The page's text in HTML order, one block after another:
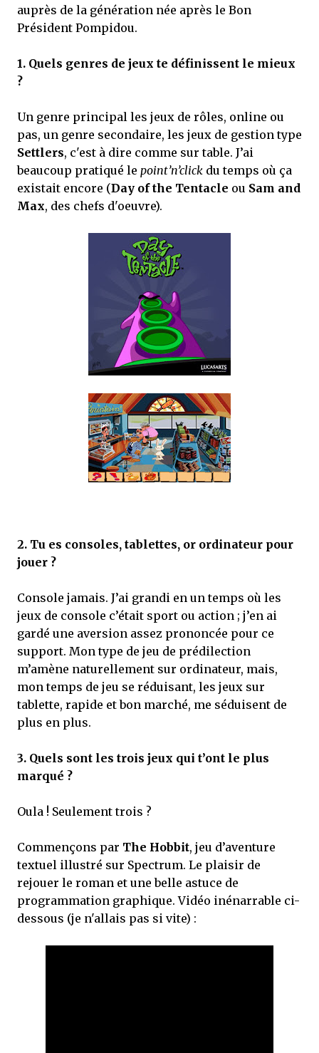
auprès de la génération née après le Bon
Président Pompidou.
1. Quels genres de jeux te définissent le mieux
?
Un genre principal les jeux de rôles, online ou
pas, un genre secondaire, les jeux de gestion type
Settlers, c'est à dire comme sur table. J’ai
beaucoup pratiqué le point’n’click du temps où ça
existait encore (Day of the Tentacle ou Sam and
Max, des chefs d'oeuvre).
2. Tu es consoles, tablettes, or ordinateur pour
jouer ?
Console jamais. J’ai grandi en un temps où les
jeux de console c’était sport ou action ; j’en ai
gardé une aversion assez prononcée pour ce
support. Mon type de jeu de prédilection
m’amène naturellement sur ordinateur, mais,
mon temps de jeu se réduisant, les jeux sur
tablette, rapide et bon marché, me séduisent de
plus en plus.
3. Quels sont les trois jeux qui t’ont le plus
marqué ?
Oula ! Seulement trois ?
Commençons par The Hobbit, jeu d’aventure
textuel illustré sur Spectrum. Le plaisir de
rejouer le roman et une belle astuce de
programmation graphique. Vidéo inénarrable ci-
dessous (je n'allais pas si vite) :